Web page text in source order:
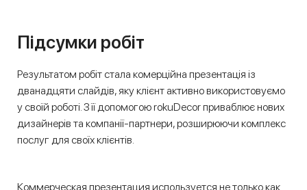
Підсумки робіт
Результатом робіт стала комерційна презентація із
дванадцяти слайдів, яку клієнт активно використовуємо
у своїй роботі. З її допомогою rokuDecor приваблює нових
дизайнерів та компанії-партнери, розширюючи комплекс
послуг для своїх клієнтів.
Коммерческая презентация используется не только как